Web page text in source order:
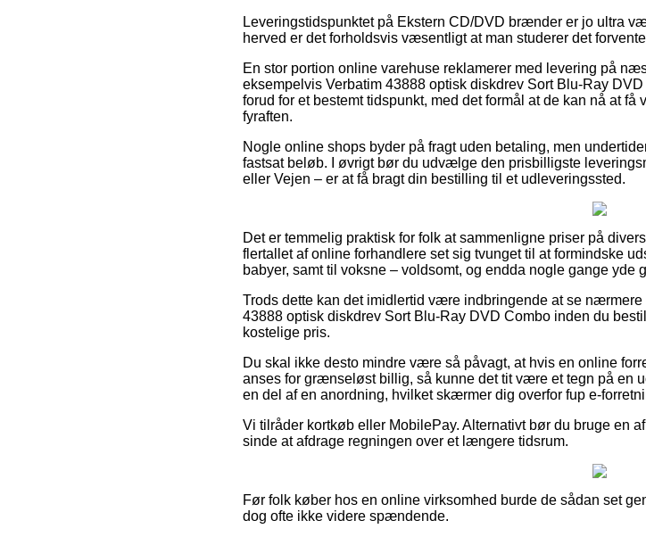
Leveringstidspunktet på Ekstern CD/DVD brænder er jo ultra
herved er det forholdsvis væsentligt at man studerer det
En stor portion online varehuse reklamerer med levering på
eksempelvis Verbatim 43888 optisk diskdrev Sort Blu-Ray
forud for et bestemt tidspunkt, med det formål at de kan nå at
fyraften.
Nogle online shops byder på fragt uden betaling, men
fastsat beløb. I øvrigt bør du udvælge den prisbilligste
eller Vejen – er at få bragt din bestilling til et udleveringssted.
Det er temmelig praktisk for folk at sammenligne priser på
flertallet af online forhandlere set sig tvunget til at formindske
babyer, samt til voksne – voldsomt, og endda nogle gange yde
Trods dette kan det imidlertid være indbringende at se
43888 optisk diskdrev Sort Blu-Ray DVD Combo inden du
kostelige pris.
Du skal ikke desto mindre være så påvagt, at hvis en online
anses for grænseløst billig, så kunne det tit være et tegn på en
en del af en anordning, hvilket skærmer dig overfor fup e-
Vi tilråder kortkøb eller MobilePay. Alternativt bør du bruge en
sinde at afdrage regningen over et længere tidsrum.
Før folk køber hos en online virksomhed burde de sådan set
dog ofte ikke videre spændende.